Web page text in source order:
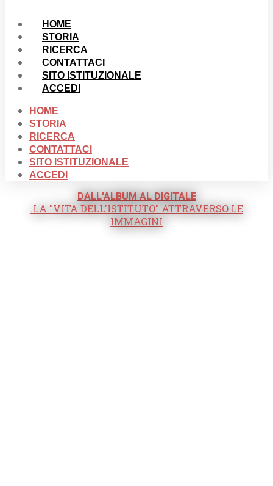
HOME
STORIA
RICERCA
CONTATTACI
SITO ISTITUZIONALE
ACCEDI
HOME
STORIA
RICERCA
CONTATTACI
SITO ISTITUZIONALE
ACCEDI
DALL'ALBUM AL DIGITALE
.LA "VITA DELL'ISTITUTO" ATTRAVERSO LE
IMMAGINI